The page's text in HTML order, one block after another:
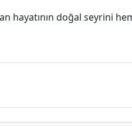
hayatının doğal seyrini